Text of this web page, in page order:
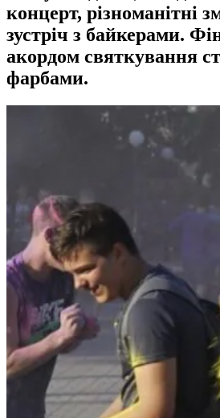
концерт, різноманітні
зустріч з байкерами.
акордом святкування
фарбами.